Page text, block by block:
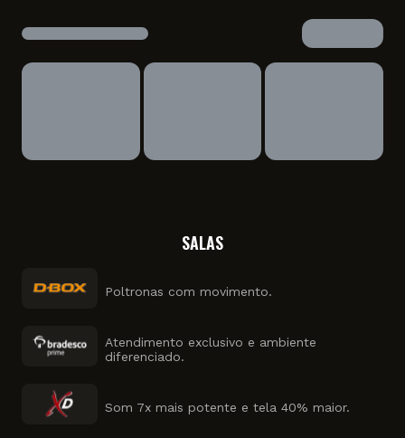
SALAS
Poltronas com movimento.
Atendimento exclusivo e ambiente
diferenciado.
Som 7x mais potente e tela 40% maior.